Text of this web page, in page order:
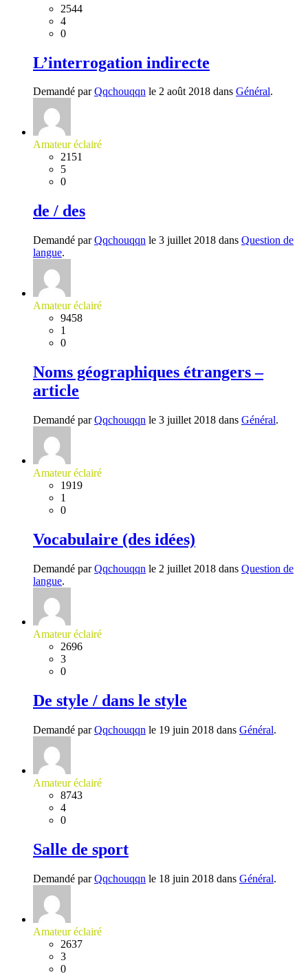
2544
4
0
L’interrogation indirecte
Demandé parQqchouqqn le 2 août 2018 dans Général.
Amateur éclairé
2151
5
0
de / des
Demandé parQqchouqqn le 3 juillet 2018 dans Question de
langue.
Amateur éclairé
9458
1
0
Noms géographiques étrangers –
article
Demandé parQqchouqqn le 3 juillet 2018 dans Général.
Amateur éclairé
1919
1
0
Vocabulaire (des idées)
Demandé parQqchouqqn le 2 juillet 2018 dans Question de
langue.
Amateur éclairé
2696
3
0
De style / dans le style
Demandé parQqchouqqn le 19 juin 2018 dans Général.
Amateur éclairé
8743
4
0
Salle de sport
Demandé parQqchouqqn le 18 juin 2018 dans Général.
Amateur éclairé
2637
3
0